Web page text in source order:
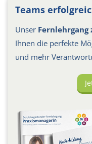
Teams
Unser
Ihnen die perfekte
und mehr